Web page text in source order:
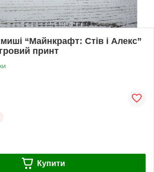
“Майнкрафт: Стів і Алекс”
принт
Купити